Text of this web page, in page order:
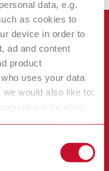
data, e.g.
as cookies to
device in order to
ad and content
product
uses your data
would also like to:
location
data is processed